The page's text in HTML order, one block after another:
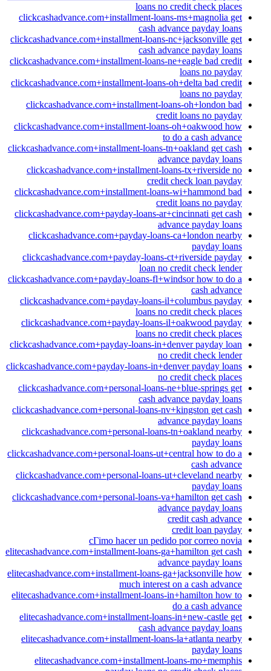
loans no credit check places
clickcashadvance.com+installment-loans-ms+magnolia get
cash advance payday loans
clickcashadvance.com+installment-loans-nc+jacksonville get
cash advance payday loans
clickcashadvance.com+installment-loans-ne+eagle bad credit
loans no payday
clickcashadvance.com+installment-loans-oh+delta bad credit
loans no payday
clickcashadvance.com+installment-loans-oh+london bad
credit loans no payday
clickcashadvance.com+installment-loans-oh+oakwood how
to do a cash advance
clickcashadvance.com+installment-loans-tn+oakland get cash
advance payday loans
clickcashadvance.com+installment-loans-tx+riverside no
credit check loan payday
clickcashadvance.com+installment-loans-wi+hammond bad
credit loans no payday
clickcashadvance.com+payday-loans-ar+cincinnati get cash
advance payday loans
clickcashadvance.com+payday-loans-ca+london nearby
payday loans
clickcashadvance.com+payday-loans-ct+riverside payday
loan no credit check lender
clickcashadvance.com+payday-loans-fl+windsor how to do a
cash advance
clickcashadvance.com+payday-loans-il+columbus payday
loans no credit check places
clickcashadvance.com+payday-loans-il+oakwood payday
loans no credit check places
clickcashadvance.com+payday-loans-in+denver payday loan
no credit check lender
clickcashadvance.com+payday-loans-in+denver payday loans
no credit check places
clickcashadvance.com+personal-loans-ne+blue-springs get
cash advance payday loans
clickcashadvance.com+personal-loans-nv+kingston get cash
advance payday loans
clickcashadvance.com+personal-loans-tn+oakland nearby
payday loans
clickcashadvance.com+personal-loans-ut+central how to do a
cash advance
clickcashadvance.com+personal-loans-ut+cleveland nearby
payday loans
clickcashadvance.com+personal-loans-va+hamilton get cash
advance payday loans
credit cash advance
credit loan payday
cГіmo hacer un pedido por correo novia
elitecashadvance.com+installment-loans-ga+hamilton get cash
advance payday loans
elitecashadvance.com+installment-loans-ga+jacksonville how
much interest on a cash advance
elitecashadvance.com+installment-loans-in+hamilton how to
do a cash advance
elitecashadvance.com+installment-loans-in+new-castle get
cash advance payday loans
elitecashadvance.com+installment-loans-la+atlanta nearby
payday loans
elitecashadvance.com+installment-loans-mo+memphis